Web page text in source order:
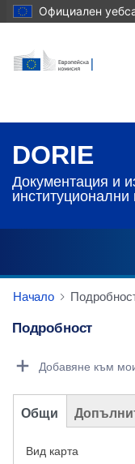
Официален
DORIE
Документация и
институционални
Начало
Подробност
Добавяне към
Общи
Вид карта